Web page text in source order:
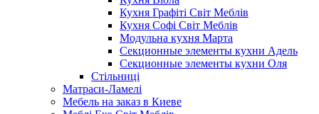
Кухня Графіті Світ Меблів
Кухня Софі Світ Меблів
Модульна кухня Марта
Секционные элементы кухни Адель
Секционные элементы кухни Оля
Стільниці
Матраси-Ламелі
Мебель на заказ в Киеве